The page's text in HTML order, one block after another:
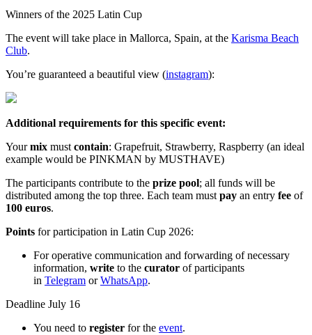
Winners of the 2025 Latin Cup
The event will take place in Mallorca, Spain, at the Karisma Beach
Club.
You’re guaranteed a beautiful view (instagram):
Additional requirements for this specific event:
Yourmix mustcontain: Grapefruit, Strawberry, Raspberry (an ideal
example would be PINKMAN by MUSTHAVE)
The participants contribute to the prize pool; all funds will be
distributed among the top three. Each team mustpay an entry fee of
100 euros.
Points for participation in Latin Cup 2026:
For operative communication and forwarding of necessary
information, write to the curator of participants
in Telegram orWhatsApp.
Deadline July 16
You need to register for the event.